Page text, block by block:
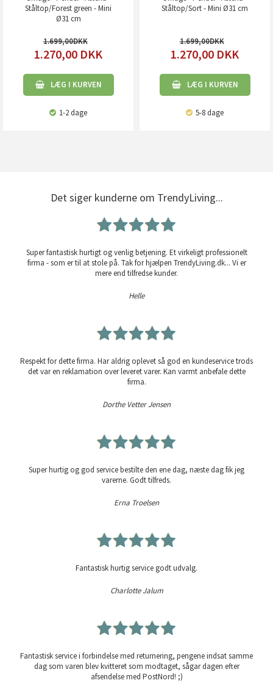
Ståltop/Forest green - Mini
Ø31 cm
1.699,00
1.270,00 DKK
LÆG I KURVEN
1-2 dage
Ståltop/Sort - Mini Ø31 cm
1.699,00
1.270,00 DKK
LÆG I KURVEN
5-8 dage
Det siger kunderne om TrendyLiving...
Super fantastisk hurtigt og venlig betjening. Et virkeligt professionelt
firma - som er til at stole på. Tak for hjælpen TrendyLiving.dk... Vi er
mere end tilfredse kunder.
Helle
Respekt for dette firma. Har aldrig oplevet så god en kundeservice trods
det var en reklamation over leveret varer. Kan varmt anbefale dette
firma.
Dorthe Vetter Jensen
Super hurtig og god service bestilte den ene dag, næste dag fik jeg
varerne. Godt tilfreds.
Erna Troelsen
Fantastisk hurtig service godt udvalg.
Charlotte Jalum
Fantastisk service i forbindelse med returnering, pengene indsat samme
dag som varen blev kvitteret som modtaget, sågar dagen efter
afsendelse med PostNord! ;)